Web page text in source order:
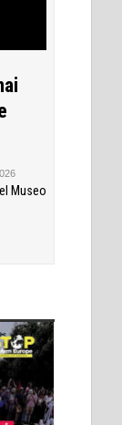
Museo